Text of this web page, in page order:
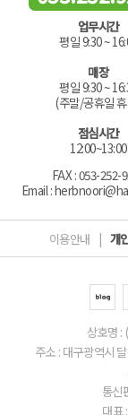
업무시간
평일 9:30 ~
매장
평일 9:30 ~
(주말/공휴일
점심시간
12:00~13:00
FAX : 053-252-
Email :
이용안내 | 개
상호명
주소 : 대구광역시
통신
대표